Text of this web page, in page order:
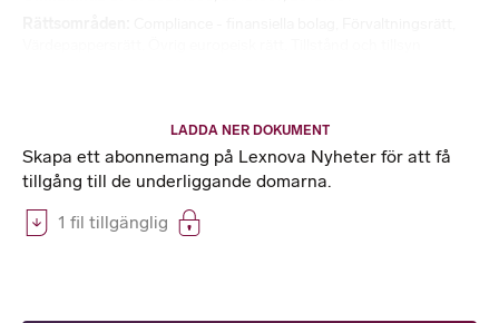
LADDA NER DOKUMENT
Skapa ett abonnemang på Lexnova Nyheter för att få
tillgång till de underliggande domarna.
1 fil tillgänglig